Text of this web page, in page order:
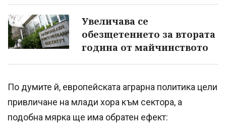
Увеличава се
обезщетението за втората
година от майчинството
По думите й, европейската аграрна политика цели
привличане на млади хора към сектора, а
подобна мярка ще има обратен ефект: